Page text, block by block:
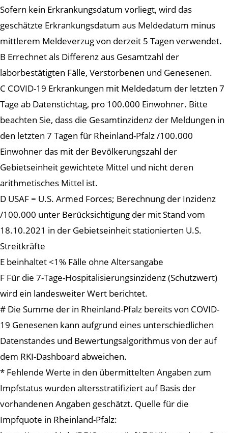
Sofern kein Erkrankungsdatum vorliegt, wird das
geschätzte Erkrankungsdatum aus Meldedatum minus
mittlerem Meldeverzug von derzeit 5 Tagen verwendet.
B Errechnet als Differenz aus Gesamtzahl der
laborbestätigten Fälle, Verstorbenen und Genesenen.
C COVID-19 Erkrankungen mit Meldedatum der letzten 7
Tage ab Datenstichtag, pro 100.000 Einwohner. Bitte
beachten Sie, dass die Gesamtinzidenz der Meldungen in
den letzten 7 Tagen für Rheinland-Pfalz /100.000
Einwohner das mit der Bevölkerungszahl der
Gebietseinheit gewichtete Mittel und nicht deren
arithmetisches Mittel ist.
D USAF = U.S. Armed Forces; Berechnung der Inzidenz
/100.000 unter Berücksichtigung der mit Stand vom
18.10.2021 in der Gebietseinheit stationierten U.S.
Streitkräfte
E beinhaltet <1% Fälle ohne Altersangabe
F Für die 7-Tage-Hospitalisierungsinzidenz (Schutzwert)
wird ein landesweiter Wert berichtet.
# Die Summe der in Rheinland-Pfalz bereits von COVID-
19 Genesenen kann aufgrund eines unterschiedlichen
Datenstandes und Bewertungsalgorithmus von der auf
dem RKI-Dashboard abweichen.
* Fehlende Werte in den übermittelten Angaben zum
Impfstatus wurden altersstratifiziert auf Basis der
vorhandenen Angaben geschätzt. Quelle für die
Impfquote in Rheinland-Pfalz: